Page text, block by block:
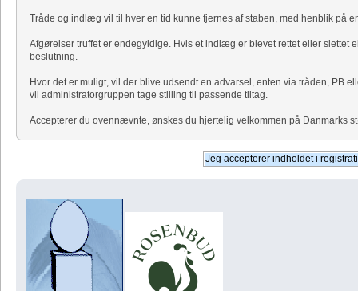
Tråde og indlæg vil til hver en tid kunne fjernes af staben, med henblik på
Afgørelser truffet er endegyldige. Hvis et indlæg er blevet rettet eller slettet
beslutning.
Hvor det er muligt, vil der blive udsendt en advarsel, enten via tråden, PB
vil administratorgruppen tage stilling til passende tiltag.
Accepterer du ovennævnte, ønskes du hjertelig velkommen på Danmarks